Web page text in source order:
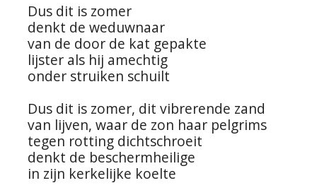
Dus dit is zomer
denkt de weduwnaar
van de door de kat gepakte
lijster als hij amechtig
onder struiken schuilt
Dus dit is zomer, dit vibrerende zand
van lijven, waar de zon haar pelgrims
tegen rotting dichtschroeit
denkt de beschermheilige
in zijn kerkelijke koelte